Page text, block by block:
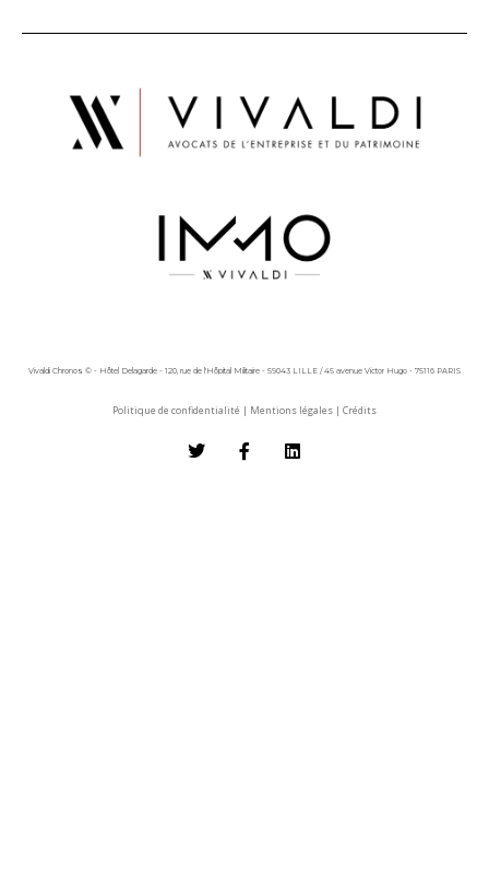
Vivaldi Chronos © - Hôtel Delagarde - 120, rue de l'Hôpital Militaire - 59043 LILLE / 45 avenue Victor Hugo - 75116 PARIS
Politique de confidentialité | Mentions légales | Crédits